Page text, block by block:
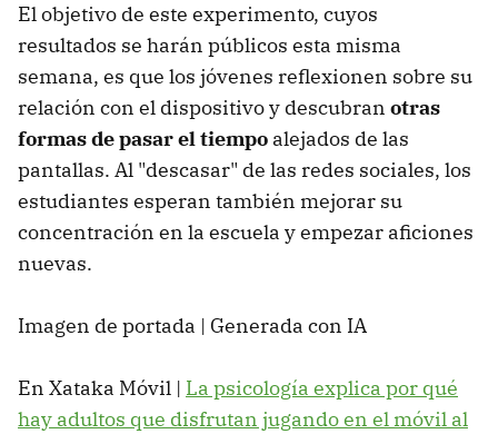
El objetivo de este experimento, cuyos
resultados se harán públicos esta misma
semana, es que los jóvenes reflexionen sobre su
relación con el dispositivo y descubran otras
formas de pasar el tiempo alejados de las
pantallas. Al "descasar" de las redes sociales, los
estudiantes esperan también mejorar su
concentración en la escuela y empezar aficiones
nuevas.
Imagen de portada | Generada con IA
En Xataka Móvil | La psicología explica por qué
hay adultos que disfrutan jugando en el móvil al